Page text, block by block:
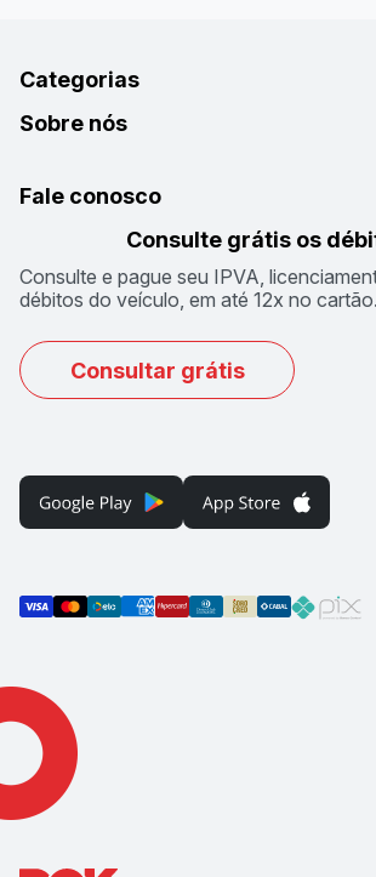
Categorias
Sobre nós
Fale conosco
Consulte grátis os
Consulte e pague seu IPVA,
débitos do veículo, em até 12x no cartão.
Consultar grátis